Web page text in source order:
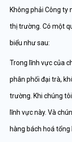
Không phải Công
thị trường. Có một
biểu như sau:
Trong lĩnh vực của
phân phối đại trà,
trường. Khi chúng
lĩnh vực này. Và
hàng bách hoá tổng